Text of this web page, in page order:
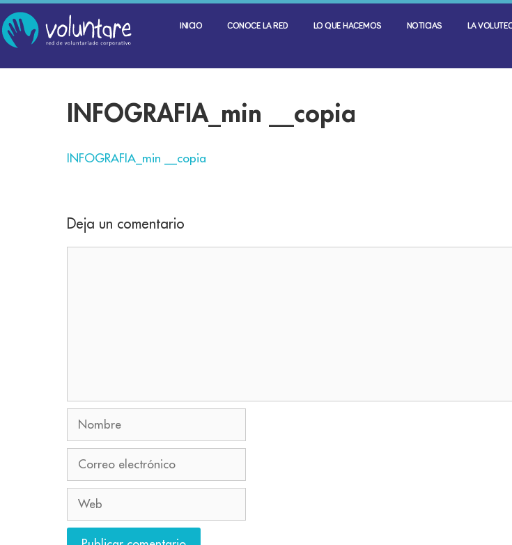
INICIO CONOCE LA RED LO QUE HACEMOS NOTICIAS LA
INFOGRAFIA_min __copia
INFOGRAFIA_min __copia
Deja un comentario